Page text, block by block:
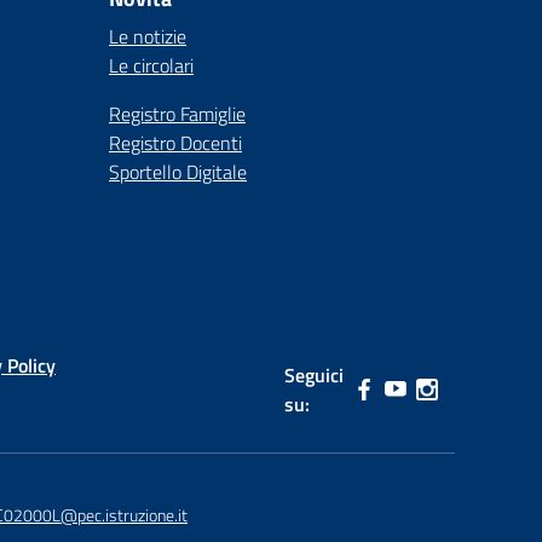
Le notizie
Le circolari
Registro Famiglie
Registro Docenti
Sportello Digitale
Policy
Seguici
su: